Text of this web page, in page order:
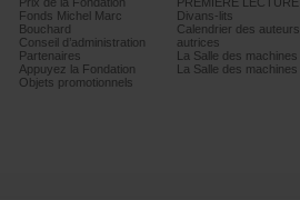
FondsMichelMarc
Bouchard
Conseild’administration
Partenaires
AppuyezlaFondation
Objetspromotionnels
Divans-lits
autrices